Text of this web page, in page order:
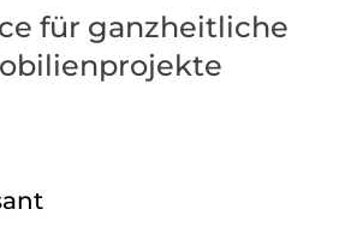
für ganzheitliche